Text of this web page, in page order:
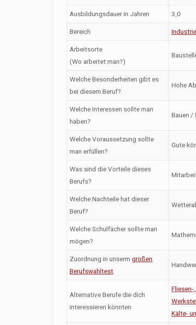
Ausbildungsdauer in Jahren 3,0
Bereich
Arbeitsorte
(Wo arbeitet man?)
Welche Besonderheiten gibt es
bei diesem Beruf?
Hohe
Welche Interessen sollte man
haben?
Bauen /
Welche Voraussetzung sollte
man erfüllen?
Gute
Was sind die Vorteile dieses
Berufs?
Welche Nachteile hat dieser
Beruf?
Welche Schulfächer sollte man
mögen?
Zuordnung in unserm großen
Berufswahltest
Alternative Berufe die dich
interessieren könnten
Fliesen-
Kälte-